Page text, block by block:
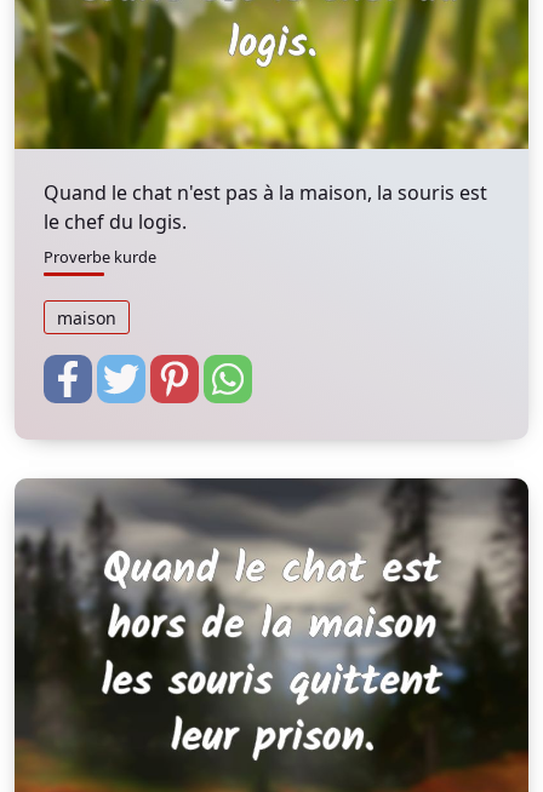
Quand le chat n'est pas à la maison, la souris est
le chef du logis.
Proverbe kurde
maison